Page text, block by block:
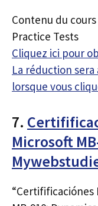
Contenu du cours
Practice Tests
Cliquez ici pour
La réduction
lorsque vous
7.
Microsoft
“Certifificaciónes